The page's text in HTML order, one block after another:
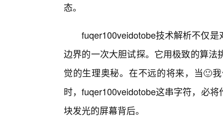
态。
fuqer100veidotobe技术解析不仅
边界的一次大胆试探。它用极致的算
觉的生理奥秘。在不远的将来，当🙂
时，fuqer100veidotobe这串字符，必
块发光的屏幕背后。